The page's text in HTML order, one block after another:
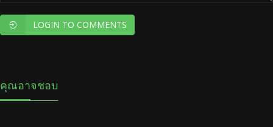
LOGIN TO COMMENTS
คุณอาจชอบ